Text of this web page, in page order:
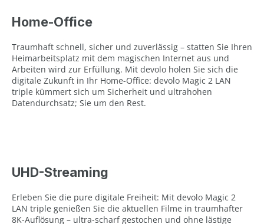
Home-Office
Traumhaft schnell, sicher und zuverlässig – statten Sie Ihren
Heimarbeitsplatz mit dem magischen Internet aus und
Arbeiten wird zur Erfüllung. Mit devolo holen Sie sich die
digitale Zukunft in Ihr Home-Office: devolo Magic 2 LAN
triple kümmert sich um Sicherheit und ultrahohen
Datendurchsatz; Sie um den Rest.
UHD-Streaming
Erleben Sie die pure digitale Freiheit: Mit devolo Magic 2
LAN triple genießen Sie die aktuellen Filme in traumhafter
8K-Auflösung – ultra-scharf gestochen und ohne lästige